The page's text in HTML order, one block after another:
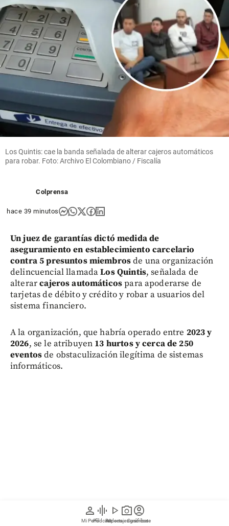
person
Mi Perfil
graphic_eq
Pódcast
play_arrow
Videos
photo_camera
Reportajes gráficos
account_circle
Suscríbete
Los Quintis: cae la banda señalada de alterar cajeros automáticos
para robar. Foto: Archivo El Colombiano / Fiscalía
Colprensa
hace 39 minutos
Un juez de garantías dictó medida de
aseguramiento en establecimiento carcelario
contra 5 presuntos miembrosde una organización
delincuencial llamadaLos Quintis, señalada de
alterarcajeros automáticospara apoderarse de
tarjetas de débito y crédito y robar a usuarios del
sistema financiero.
A la organización, que habría operado entre 2023 y
2026, se le atribuyen 13 hurtos y cerca de 250
eventosde obstaculización ilegítima de sistemas
informáticos.